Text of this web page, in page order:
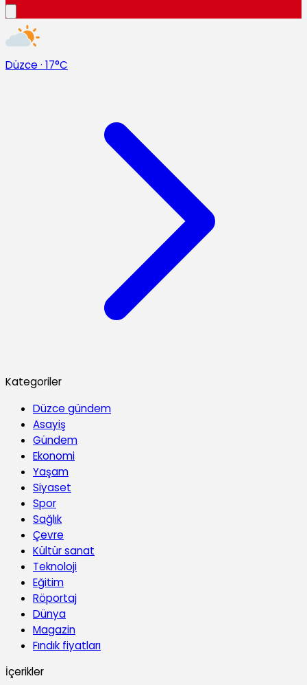
Düzce · 17°C
Kategoriler
Düzce gündem
Asayiş
Gündem
Ekonomi
Yaşam
Siyaset
Spor
Sağlık
Çevre
Kültür sanat
Teknoloji
Eğitim
Röportaj
Dünya
Magazin
Fındık fiyatları
İçerikler